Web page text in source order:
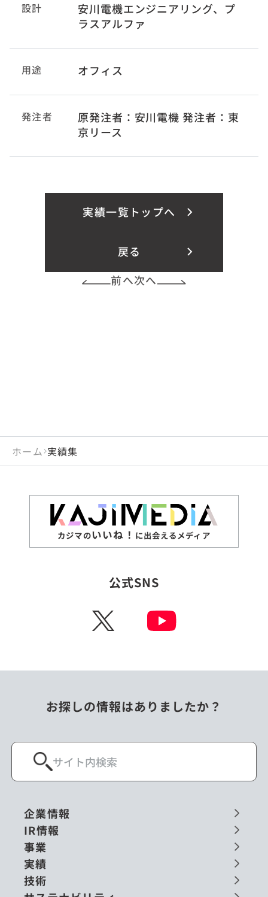
設計
安川電機エンジニアリング、プ
ラスアルファ
用途 オフィス
発注者
原発注者：安川電機 発注者：東
京リース
実績一覧トップへ
戻る
前へ次へ
ホーム 実績集
カジマのいいね！ に出会えるメディア
公式SNS
X
お探しの情報はありましたか？
企業情報
IR情報
事業
実績
技術